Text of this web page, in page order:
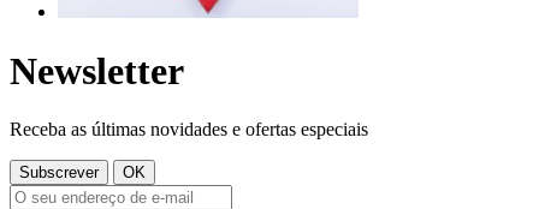
Newsletter
Receba as últimas novidades e ofertas especiais